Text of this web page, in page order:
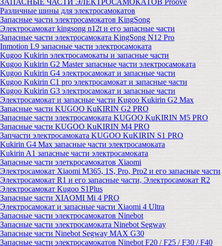
ЗАПАСНЫЕ ЧАСТИ ЭЛЕКТРОСАМОКАТОВ Proove
Различные шины для электросамокатов
Запасные части электросамокатов KingSong
Электросамокат kingsong n12t и его запасные части
Запасные части электросамоката KingSong N12 Pro
Inmotion L9 запасные части электросамоката
Kugoo Kukirin электросамокаты и запасные части
Kugoo Kukirin G2 Master запасные части электросамоката
Kugoo Kukirin G4 электросамокат и запасные части
Kugoo Kukirin C1 pro электросамокат и запасные части
Kugoo Kukirin G3 электросамокат и запасные части
Электросамокат и запасные части Kugoo Kukirin G2 Max
Запасные части KUGOO KuKIRIN G2 PRO
Запасные части электросамоката KUGOO KuKIRIN M5 PRO
Запасные части KUGOO KuKIRIN M4 PRO
Запчасти электросамоката KUGOO KuKIRIN S1 PRO
Kukirin G4 Max запасные части электросамоката
Kukirin A1 запасные части электросамоката
Запасные части элеткросамокатов Xiaomi
Электросамокат Xiaomi M365, 1S, Pro, Pro2 и его запасные части
Электросамокат R1 и его запасные части, Электросамокат R2
Электросамокат Kugoo S1Plus
Запасные части XIAOMI Mi 4 PRO
Электросамокат и запасные части Xiaomi 4 Ultra
Запасные части электросамокатов Ninebot
Запасные части электросамоката Ninebot Segway
Запасные части Ninebot Segway MAX G30
Запасные части электросамокатов Ninebot F20 / F25 / F30 / F40